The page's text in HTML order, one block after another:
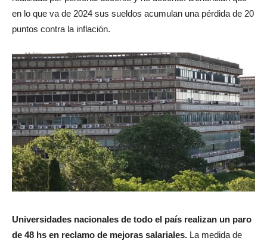
en lo que va de 2024 sus sueldos acumulan una pérdida de 20
puntos contra la inflación.
Universidades nacionales de todo el país realizan un paro
de 48 hs en reclamo de mejoras salariales. La medida de